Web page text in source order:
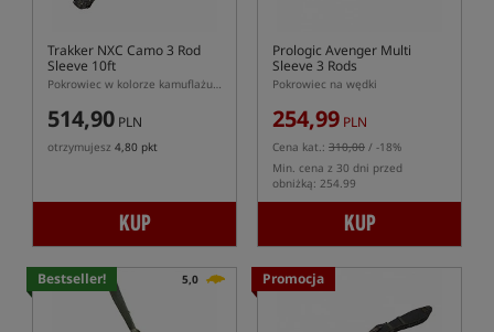
Trakker NXC Camo 3 Rod
Sleeve 10ft
Pokrowiec w kolorze kamuflażu na 3 wędki 10ft
514,90 PLN
otrzymujesz 4,80 pkt
KUP
Prologic Avenger Multi
Sleeve 3 Rods
Pokrowiec na wędki
254,99 PLN
Cena kat.: 310,00 / -18%
Min. cena z 30 dni przed
obniżką: 254.99
KUP
Bestseller! 5,0 Promocja